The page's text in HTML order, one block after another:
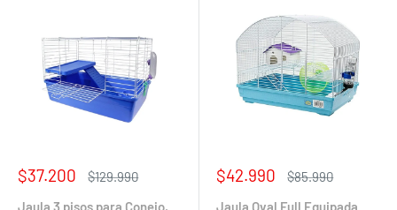
Precio
$37.200
Precio
$129.990
Jaula 3 pisos para Conejo,
Precio
$42.990
Precio
$85.990
Jaula Oval Full Equipada